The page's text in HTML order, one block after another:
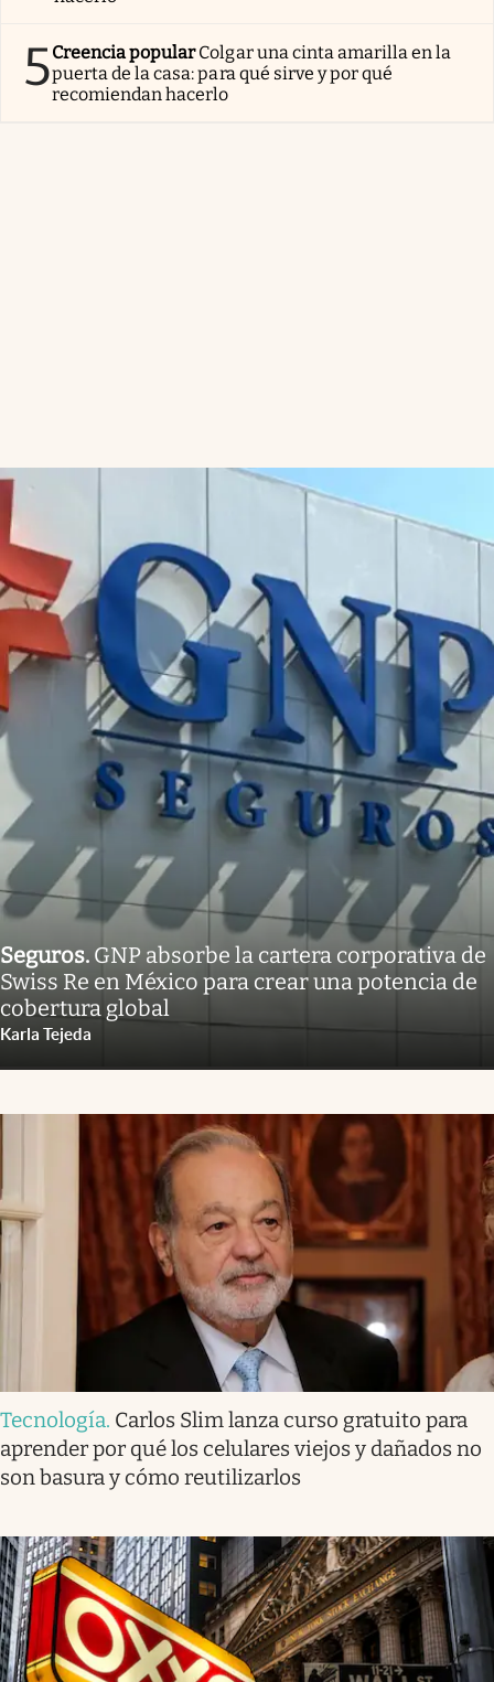
5Creencia popularColgar una cinta amarilla en la
puerta de la casa: para qué sirve y por qué
recomiendan hacerlo
Seguros. GNP absorbe la cartera corporativa de
Swiss Re en México para crear una potencia de
cobertura global
Karla Tejeda
Tecnología. Carlos Slim lanza curso gratuito para
aprender por qué los celulares viejos y dañados no
son basura y cómo reutilizarlos